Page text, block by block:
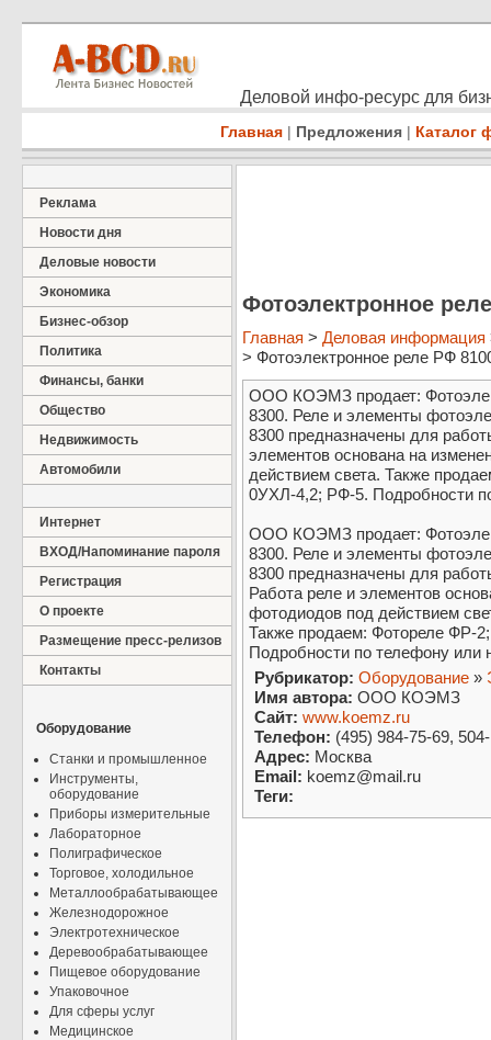
Деловой инфо-ресурс для
Главная | Предложения | Каталог
Реклама
Новости дня
Деловые новости
Экономика
Бизнес-обзор
Политика
Финансы, банки
Общество
Недвижимость
Автомобили
Интернет
ВХОД/Напоминание пароля
Регистрация
О проекте
Размещение пресс-релизов
Контакты
Оборудование
Станки и промышленное
Инструменты,
оборудование
Приборы измерительные
Лабораторное
Полиграфическое
Торговое, холодильное
Металлообрабатывающее
Железнодорожное
Электротехническое
Деревообрабатывающее
Пищевое оборудование
Упаковочное
Для сферы услуг
Медицинское
Фотоэлектронное
Главная > Деловая информация
> Фотоэлектронное реле РФ
ООО КОЭМЗ продает:
8300. Реле и элементы
8300 предназначены для
элементов основана на
действием света. Также
0УХЛ-4,2; РФ-5. Подробности
ООО КОЭМЗ продает:
8300. Реле и элементы
8300 предназначены для
Работа реле и элементов
фотодиодов под действием
Также продаем: Фотореле
Подробности по телефону или
Рубрикатор: Оборудование »
Имя автора: ООО КОЭМЗ
Сайт: www.koemz.ru
Телефон: (495) 984-75-69,
Адрес: Москва
Email: koemz@mail.ru
Теги: